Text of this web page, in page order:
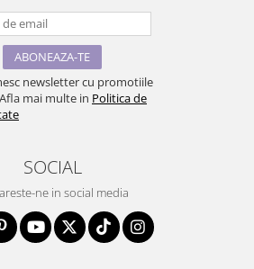
newsletter cu promotiile
mai multe in Politica de
SOCIAL
ne in social media